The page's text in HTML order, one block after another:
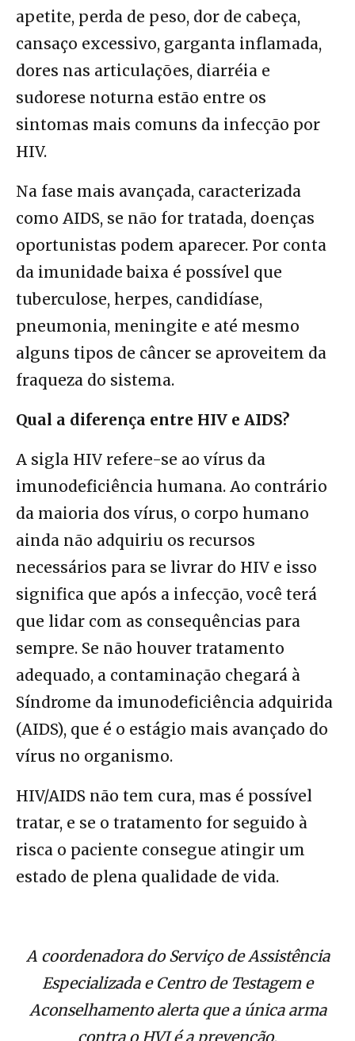
apetite, perda de peso, dor de cabeça,
cansaço excessivo, garganta inflamada,
dores nas articulações, diarréia e
sudorese noturna estão entre os
sintomas mais comuns da infecção por
HIV.
Na fase mais avançada, caracterizada
como AIDS, se não for tratada, doenças
oportunistas podem aparecer. Por conta
da imunidade baixa é possível que
tuberculose, herpes, candidíase,
pneumonia, meningite e até mesmo
alguns tipos de câncer se aproveitem da
fraqueza do sistema.
Qual a diferença entre HIV e AIDS?
A sigla HIV refere-se ao vírus da
imunodeficiência humana. Ao contrário
da maioria dos vírus, o corpo humano
ainda não adquiriu os recursos
necessários para se livrar do HIV e isso
significa que após a infecção, você terá
que lidar com as consequências para
sempre. Se não houver tratamento
adequado, a contaminação chegará à
Síndrome da imunodeficiência adquirida
(AIDS), que é o estágio mais avançado do
vírus no organismo.
HIV/AIDS não tem cura, mas é possível
tratar, e se o tratamento for seguido à
risca o paciente consegue atingir um
estado de plena qualidade de vida.
A coordenadora do Serviço de Assistência
Especializada e Centro de Testagem e
Aconselhamento alerta que a única arma
contra o HVI é a prevenção.